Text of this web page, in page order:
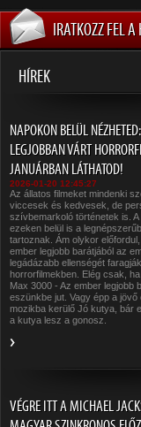
IRATKOZZ FEL A
HÍREK
NAPOKON BELÜL
LEGJOBBAN VÁRT
JANUÁRBAN LÁTHATOD!
2026-01-20 12:45:27
Az állatos filmeket mindenki
viccesek és kedvesek, de
szívbemarkoló történetek is. A
ezeken belül is a
tartoznak. Ám olykor
ember legjobb barátjából az
legádázabb ellenségét faragják
horrorfilmekben. Elég csak,
Max 3000 - Az ember legjobb
eszünkbe jut. Vagy épp a
mozikba kerülő Jó kutya, bár
a kutya lesz a gonosz.
VÉGRE ITT A MICHAEL